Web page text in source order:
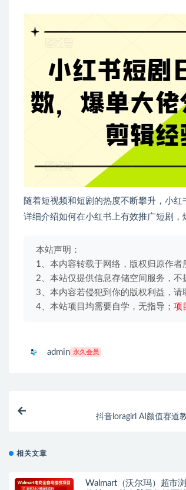
随着短视频和短剧的热度不断攀升，小
详细介绍如何在小红书上有效推广短剧，
本站声明：
1、本内容转载于网络，版权归原作者
2、本站仅提供信息存储空间服务，不
3、本内容若侵犯到你的版权利益，请
4、本站项目均需要自学，无指导； 项
admin 永久会员
抖音loragirl AI颜值赛道
相关文章
Walmart（沃尔玛）超市